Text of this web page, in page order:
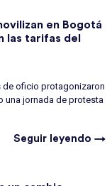
en Bogotá
las tarifas del
de oficio protagonizaron
una jornada de protesta
Seguir leyendo →